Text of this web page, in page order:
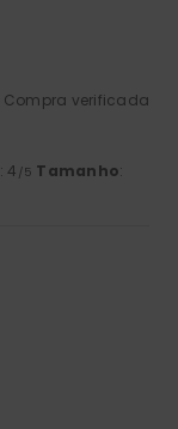
Compra verificada
: 4 /5 Tamanho: